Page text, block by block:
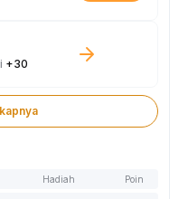
+30
Hadiah Poin